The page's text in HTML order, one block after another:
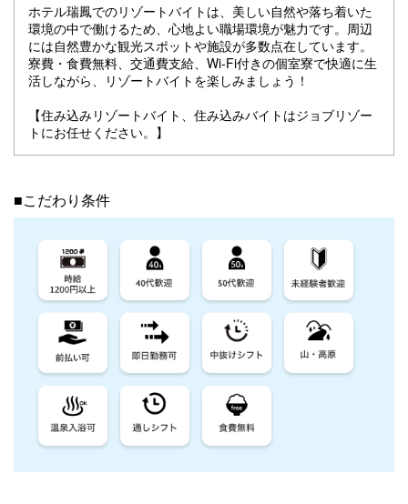
ホテル瑞鳳でのリゾートバイトは、美しい自然や落ち着いた
環境の中で働けるため、心地よい職場環境が魅力です。周辺
には自然豊かな観光スポットや施設が多数点在しています。
寮費・食費無料、交通費支給、Wi-Fi付きの個室寮で快適に生
活しながら、リゾートバイトを楽しみましょう！
【住み込みリゾートバイト、住み込みバイトはジョブリゾー
トにお任せください。】
■こだわり条件